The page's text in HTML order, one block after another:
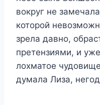
вокруг не
которой
зрела давно,
претензиями, и
лохматое
думала Лиза,